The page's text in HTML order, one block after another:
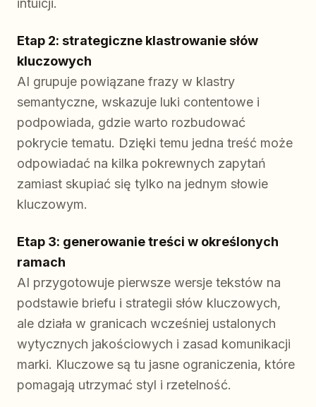
intuicji.
Etap 2: strategiczne klastrowanie słów
kluczowych
AI grupuje powiązane frazy w klastry
semantyczne, wskazuje luki contentowe i
podpowiada, gdzie warto rozbudować
pokrycie tematu. Dzięki temu jedna treść może
odpowiadać na kilka pokrewnych zapytań
zamiast skupiać się tylko na jednym słowie
kluczowym.
Etap 3: generowanie treści w określonych
ramach
AI przygotowuje pierwsze wersje tekstów na
podstawie briefu i strategii słów kluczowych,
ale działa w granicach wcześniej ustalonych
wytycznych jakościowych i zasad komunikacji
marki. Kluczowe są tu jasne ograniczenia, które
pomagają utrzymać styl i rzetelność.